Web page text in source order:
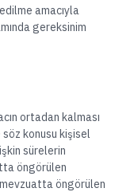
amacıyla
gereksinim
ortadan kalması
konusu kişisel
sürelerin
öngörülen
öngörülen